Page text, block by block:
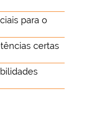
para o
certas